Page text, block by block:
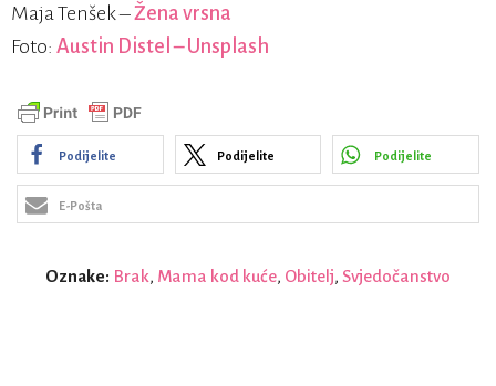
Maja Tenšek –Žena vrsna
Foto: Austin Distel – Unsplash
Podijelite Podijelite Podijelite
E-Pošta
Oznake: Brak, Mama kod kuće, Obitelj, Svjedočanstvo